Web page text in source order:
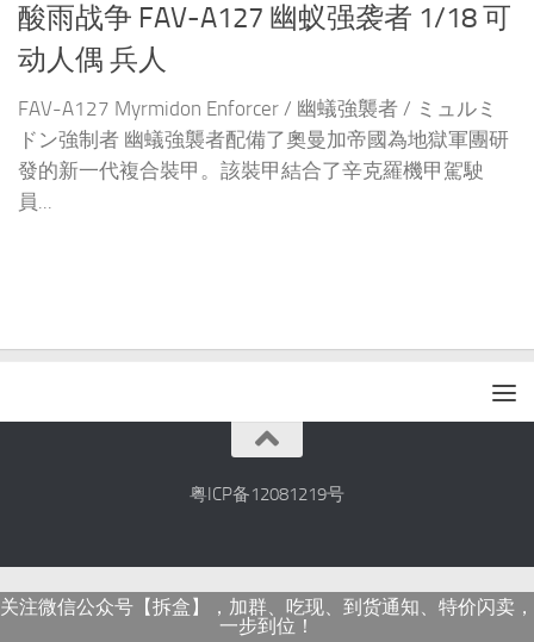
酸雨战争 FAV-A127 幽蚁强袭者 1/18 可
动人偶 兵人
FAV-A127 Myrmidon Enforcer / 幽蟻強襲者 / ミュルミ
ドン強制者 幽蟻強襲者配備了奧曼加帝國為地獄軍團研
發的新一代複合裝甲。該裝甲結合了辛克羅機甲駕駛
員...
粤ICP备12081219号
关注微信公众号【拆盒】，加群、吃现、到货通知、特价闪卖，
一步到位！